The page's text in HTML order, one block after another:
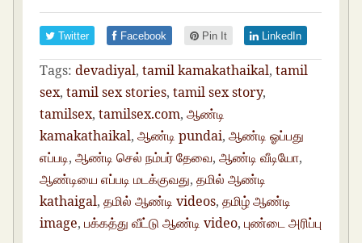
c
t
o
s
h
a
r
o
n
T
i
t
e
r
(
O
p
n
s
c
t
s
h
a
r
e
o
F
a
c
b
o
o
k
(
O
p
e
c
t
o
s
h
a
r
e
o
n
G
o
o
g
l
e
(
O
p
n
s
Twitter Facebook Pin It LinkedIn
Tags: devadiyal,tamil kamakathaikal,tamil
sex,tamil sex stories,tamil sex story,
tamilsex,tamilsex.com,ஆண்டி
kamakathaikal,ஆண்டி pundai,ஆண்டி ஓப்பது
எப்படி,ஆண்டி செல் நம்பர் தேவை,ஆண்டி வீடியோ,
ஆண்டியை எப்படி மடக்குவது,தமில் ஆண்டி
kathaigal,தமில் ஆண்டி videos,தமிழ் ஆண்டி
image,பக்கத்து வீட்டு ஆண்டி video,புண்டை அரிப்பு